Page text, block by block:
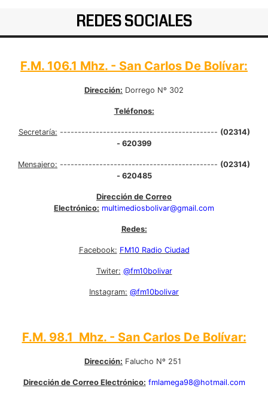
REDES SOCIALES
F.M. 106.1 Mhz. - San Carlos De Bolívar:
Dirección: Dorrego Nº 302
Teléfonos:
Secretaría: -------------------------------------------- (02314)
- 620399
Mensajero: -------------------------------------------- (02314)
- 620485
Dirección de Correo
Electrónico: multimediosbolivar@gmail.com
Redes:
Facebook: FM10 Radio Ciudad
Twiter: @fm10bolivar
Instagram: @fm10bolivar
F.M. 98.1 Mhz. - San Carlos De Bolívar:
Dirección: Falucho Nº 251
Dirección de Correo Electrónico: fmlamega98@hotmail.com